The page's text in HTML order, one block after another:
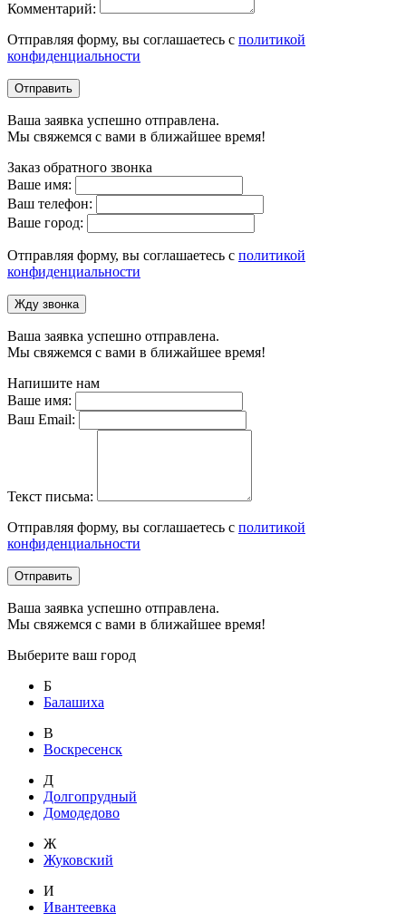
Комментарий:
Отправляя форму, вы соглашаетесь с политикой
конфиденциальности
Отправить
Ваша заявка успешно отправлена.
Мы свяжемся с вами в ближайшее время!
Заказ обратного звонка
Ваше имя:
Ваш телефон:
Ваше город:
Отправляя форму, вы соглашаетесь с политикой
конфиденциальности
Жду звонка
Ваша заявка успешно отправлена.
Мы свяжемся с вами в ближайшее время!
Напишите нам
Ваше имя:
Ваш Email:
Текст письма:
Отправляя форму, вы соглашаетесь с политикой
конфиденциальности
Отправить
Ваша заявка успешно отправлена.
Мы свяжемся с вами в ближайшее время!
Выберите ваш город
Б
Балашиха
В
Воскресенск
Д
Долгопрудный
Домодедово
Ж
Жуковский
И
Ивантеевка